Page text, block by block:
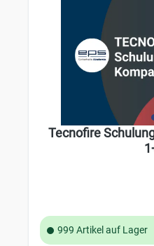
Tecnofire
999 Artikel auf Lager